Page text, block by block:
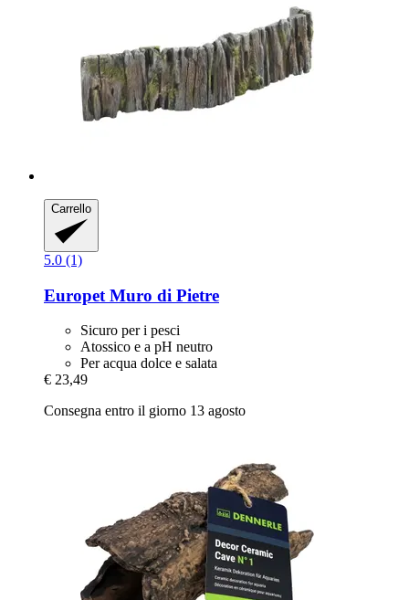
Carrello
5.0 (1)
Europet Muro di Pietre
Sicuro per i pesci
Atossico e a pH neutro
Per acqua dolce e salata
€ 23,49
Consegna entro il giorno 13 agosto